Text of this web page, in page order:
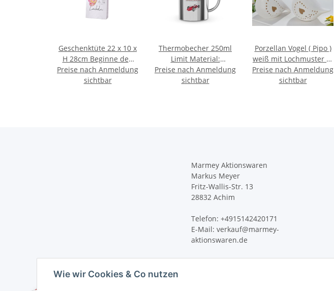
Wie wir Cookies & Co nutzen
Geschenktüte 22 x 10 x
H 28cm Beginne den
Tag mit einem Lächeln
Preise nach Anmeldung
sichtbar
Thermobecher 250ml
Limit Material:
Edelstahl -
doppelwandig
Preise nach Anmeldung
sichtbar
Porzellan Vogel ( Pipo )
weiß mit Lochmuster in
Flügelform und Herz,
2fach sortiert 11 x 10 x
Preise nach Anmeldung
sichtbar
Marmey Aktionswaren
Markus Meyer
Fritz-Wallis-Str. 13
28832 Achim
Telefon: +4915142420171
E-Mail: verkauf@marmey-
aktionswaren.de